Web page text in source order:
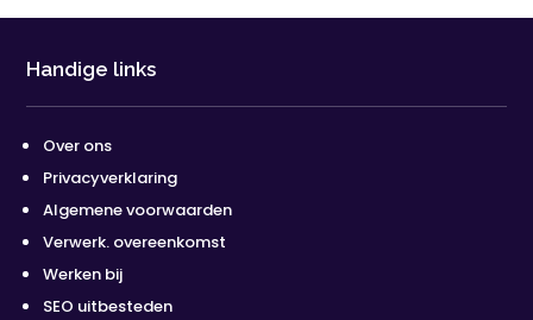
Handige links
Over ons
Privacyverklaring
Algemene voorwaarden
Verwerk. overeenkomst
Werken bij
SEO uitbesteden